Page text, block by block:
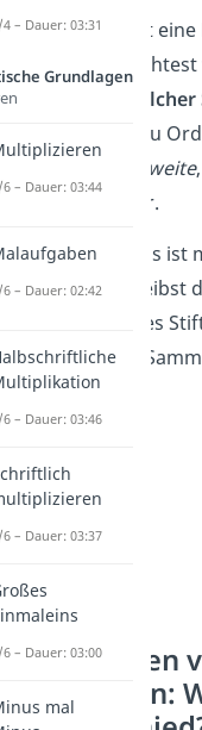
dir vor, du hast
und du
Stift an welcher
verwendest du
der Erste der Zweite,
und so weiter.
du sagst: „Das ist
dann beschreibst
dieses
erstein deiner
– Dauer: 03:31
Grundlagen
6 – Dauer: 03:44
– Dauer: 02:42
– Dauer: 03:46
– Dauer: 03:37
– Dauer: 03:00
mal